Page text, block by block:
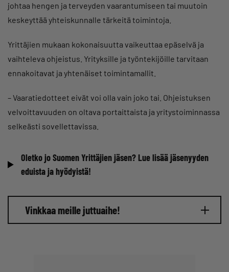
johtaa hengen ja terveyden vaarantumiseen tai muutoin
keskeyttää yhteiskunnalle tärkeitä toimintoja.
Yrittäjien mukaan kokonaisuutta vaikeuttaa epäselvä ja
vaihteleva ohjeistus. Yrityksille ja työntekijöille tarvitaan
ennakoitavat ja yhtenäiset toimintamallit.
– Vaaratiedotteet eivät voi olla vain joko tai. Ohjeistuksen
velvoittavuuden on oltava portaittaista ja yritystoiminnassa
selkeästi sovellettavissa.
Oletko jo Suomen Yrittäjien jäsen? Lue lisää jäsenyyden
eduista ja hyödyistä!
Vinkkaa meille juttuaihe!